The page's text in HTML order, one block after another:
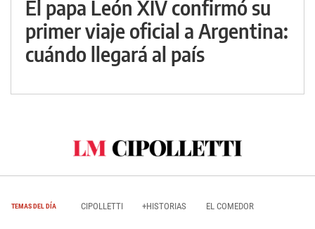
El papa León XIV confirmó su
primer viaje oficial a Argentina:
cuándo llegará al país
TEMAS DEL DÍA CIPOLLETTI +HISTORIAS EL COMEDOR